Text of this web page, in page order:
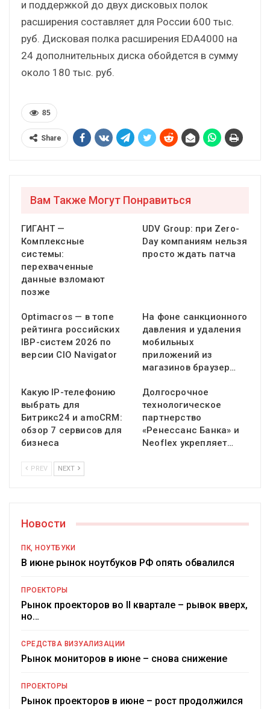
и поддержкой до двух дисковых полок
расширения составляет для России 600 тыс.
руб. Дисковая полка расширения EDA4000 на
24 дополнительных диска обойдется в сумму
около 180 тыс. руб.
85
Share
Вам Также Могут Понравиться
ГИГАНТ —
Комплексные
системы:
перехваченные
данные взломают
позже
UDV Group: при Zero-
Day компаниям нельзя
просто ждать патча
Optimacros — в топе
рейтинга российских
IBP-систем 2026 по
версии CIO Navigator
На фоне санкционного
давления и удаления
мобильных
приложений из
магазинов браузер…
Какую IP-телефонию
выбрать для
Битрикс24 и amoCRM:
обзор 7 сервисов для
бизнеса
Долгосрочное
технологическое
партнерство
«Ренессанс Банка» и
Neoflex укрепляет…
PREV NEXT
Новости
ПК, НОУТБУКИ
В июне рынок ноутбуков РФ опять обвалился
ПРОЕКТОРЫ
Рынок проекторов во II квартале – рывок вверх,
но…
СРЕДСТВА ВИЗУАЛИЗАЦИИ
Рынок мониторов в июне – снова снижение
ПРОЕКТОРЫ
Рынок проекторов в июне – рост продолжился